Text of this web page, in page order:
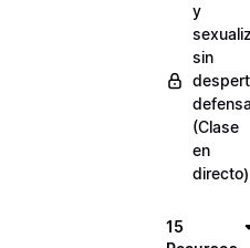
y
sin
(Clase
en
directo)
15